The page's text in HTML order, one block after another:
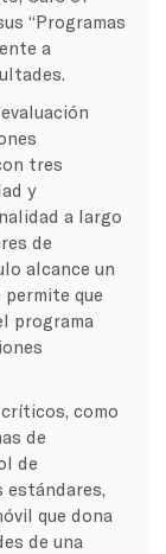
“Programas
a
tres
y
a largo
de
alcance un
que
programa
como
de
de
que dona
de una